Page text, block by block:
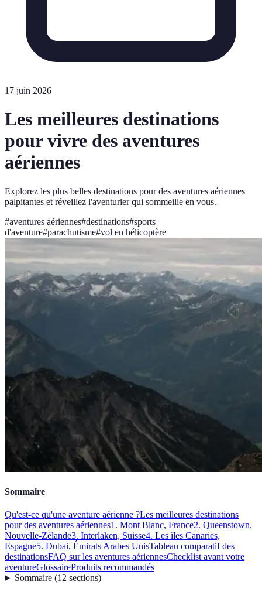
17 juin 2026
Les meilleures destinations
pour vivre des aventures
aériennes
Explorez les plus belles destinations pour des aventures aériennes
palpitantes et réveillez l'aventurier qui sommeille en vous.
#aventures aériennes#destinations#sports
d'aventure#parachutisme#vol en hélicoptère
Sommaire
Qu'est-ce qu'une aventure aérienne ?Les meilleures destinations
pour des aventures aériennes1. Mont Blanc, France2. Queenstown,
Nouvelle-Zélande3. Interlaken, Suisse4. Les îles Canaries,
Espagne5. Dubai, Émirats Arabes UnisTableau comparatif des
destinationsFAQ sur les aventures aériennesChecklist avant votre
aventureGlossaireProduits recommandés
Sommaire(12 sections)